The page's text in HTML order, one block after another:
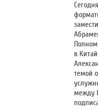
в
темой
между